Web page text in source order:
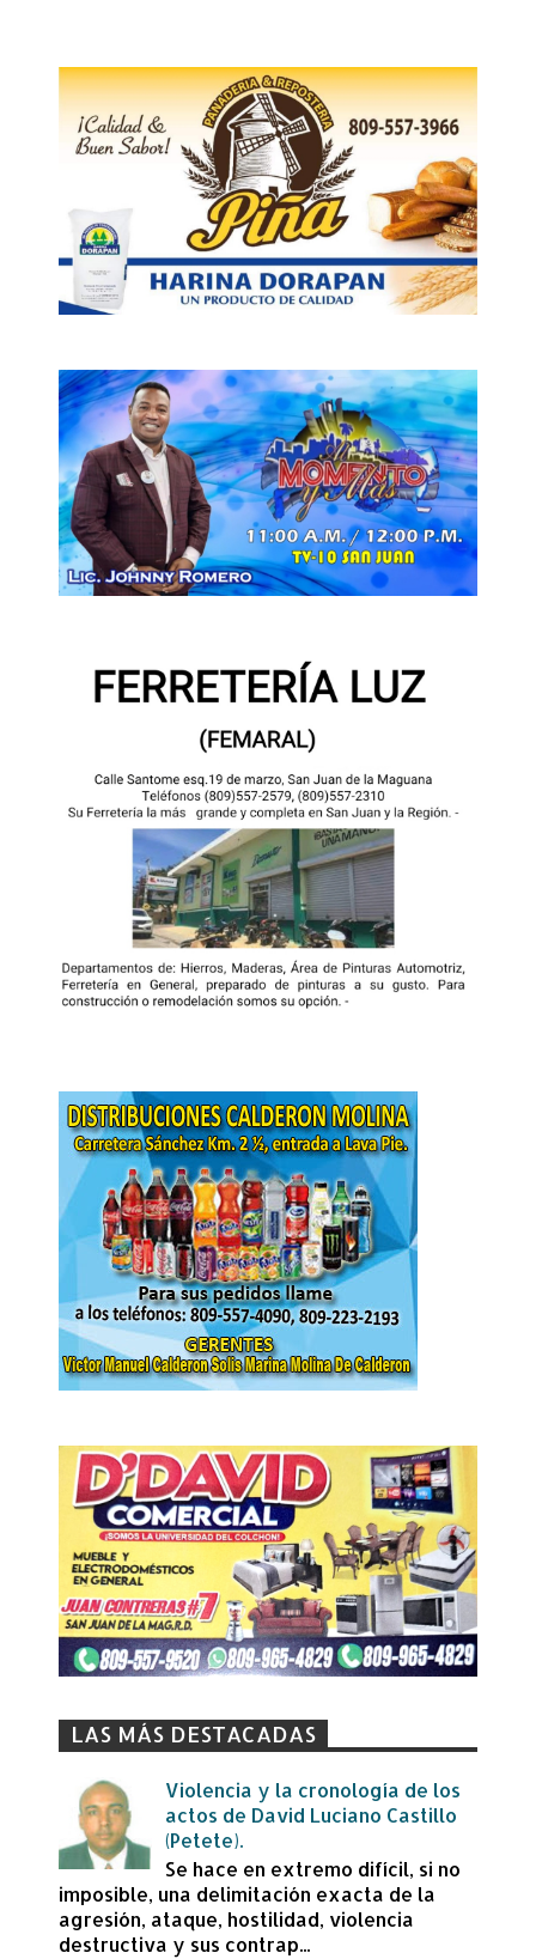
LAS MÁS DESTACADAS
Violencia y la cronología de los
actos de David Luciano Castillo
(Petete).
Se hace en extremo difícil, si no
imposible, una delimitación exacta de la
agresión, ataque, hostilidad, violencia
destructiva y sus contrap...